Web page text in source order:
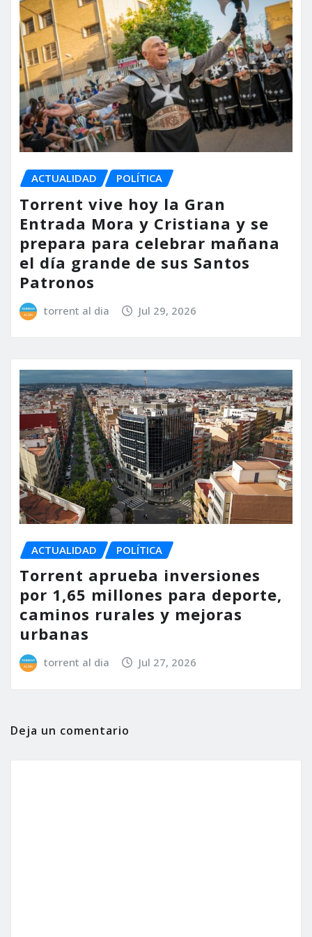
ACTUALIDAD POLÍTICA
Torrent vive hoy la Gran
Entrada Mora y Cristiana y se
prepara para celebrar mañana
el día grande de sus Santos
Patronos
torrent al dia Jul 29, 2026
ACTUALIDAD POLÍTICA
Torrent aprueba inversiones
por 1,65 millones para deporte,
caminos rurales y mejoras
urbanas
torrent al dia Jul 27, 2026
Deja un comentario